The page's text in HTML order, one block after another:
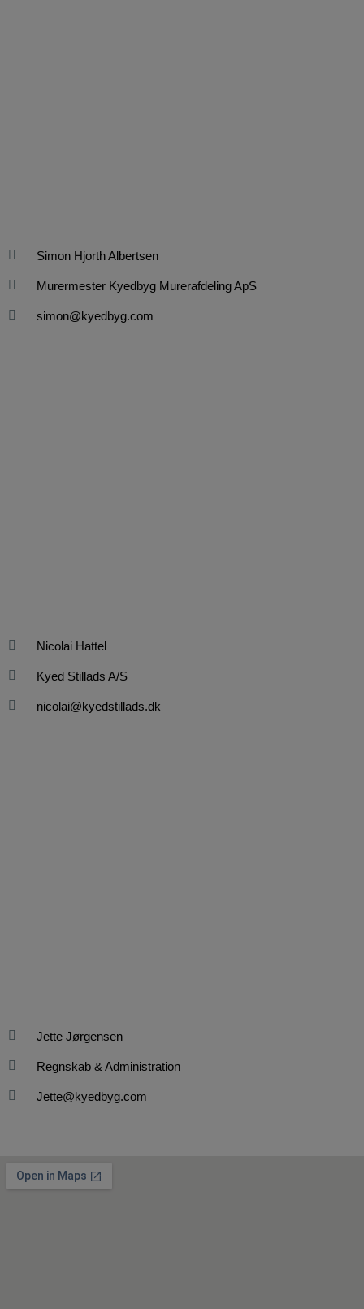
Simon Hjorth Albertsen
Murermester Kyedbyg Murerafdeling ApS
simon@kyedbyg.com
Nicolai Hattel
Kyed Stillads A/S
nicolai@kyedstillads.dk
Jette Jørgensen
Regnskab & Administration
Jette@kyedbyg.com